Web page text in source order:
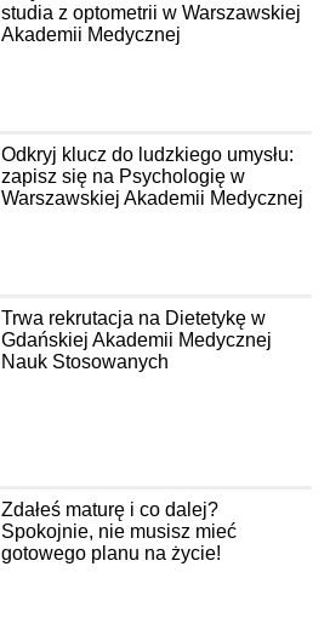
studia z optometrii w Warszawskiej
Akademii Medycznej
Odkryj klucz do ludzkiego umysłu:
zapisz się na Psychologię w
Warszawskiej Akademii Medycznej
Trwa rekrutacja na Dietetykę w
Gdańskiej Akademii Medycznej
Nauk Stosowanych
Zdałeś maturę i co dalej?
Spokojnie, nie musisz mieć
gotowego planu na życie!